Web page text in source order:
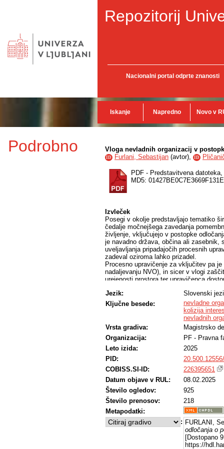
Repozitorij
Nacionalni portal odprte znanosti
Iskanje Napredno Novo v
Podrobno Vloga nevladnih organizacij v
ID Furlani, Sebastijan (avtor), ID
PDF - Predstavitvena datoteka,
MD5:
Izvleček
Posegi v okolje predstavljajo tematiko
čedalje močnejšega zavedanja
življenje, vključujejo v postopke
je navadno država, občina ali
uveljavljanja pripadajočih procesnih
zadeval oziroma lahko prizadel.
Procesno upravičenje za vključitev pa
nadaljevanju NVO), in sicer v vlogi
urejenosti prostora ter upravičenca
ugotovim zahteve ter okvirje, ki jih
slovensko pravno ureditev in po
vloge NVO, ozirajoč se na
določenih odprtih vprašanj, kar me
postopkih odločanja. Raziščem širši
deduciram formulacijo javnega
predstavlja postulat za definiranje vloge
razčlembe, druge hipoteze ne zavrnem
pravilen način razumevanja te
Jezik:
Slovenski
Ključne besede:
nevladne
kolizija
nevladnih
Vrsta gradiva:
Magistrsko
Organizacija:
PF - Pravna
Leto izida:
2025
PID:
COBISS.SI-ID:
226395651
Datum objave v RUL:
08.02.2025
Število ogledov:
925
Število prenosov:
218
Metapodatki:
: FURLANI,
odločanja o
[Dostopano
https://